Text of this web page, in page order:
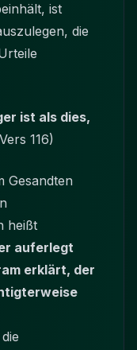
ist
die
ist als dies,
116)
Gesandten
heißt
auferlegt
erklärt, der